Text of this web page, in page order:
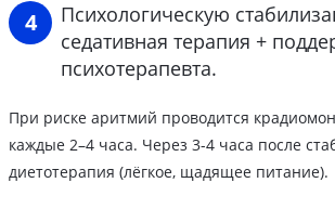
Психологическую
седативная терапия +
психотерапевта.
При риске аритмий проводится
каждые 2–4 часа. Через 3-4 часа после
диетотерапия (лёгкое, щадящее питание).